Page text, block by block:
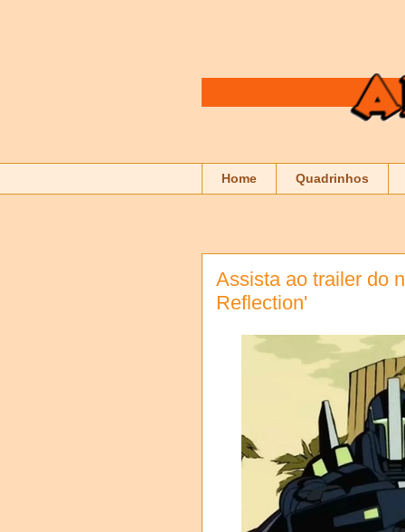
Home Quadrinhos
Assista ao trailer do
Reflection'